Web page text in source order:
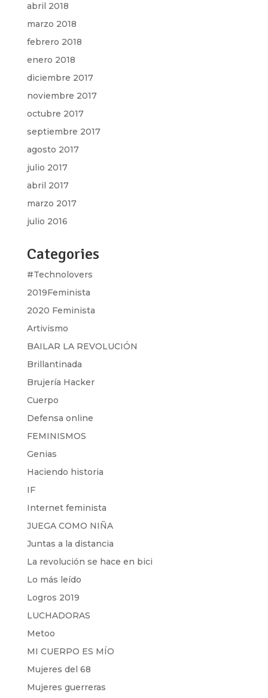
abril 2018
marzo 2018
febrero 2018
enero 2018
diciembre 2017
noviembre 2017
octubre 2017
septiembre 2017
agosto 2017
julio 2017
abril 2017
marzo 2017
julio 2016
Categories
#Technolovers
2019Feminista
2020 Feminista
Artivismo
BAILAR LA REVOLUCIÓN
Brillantinada
Brujería Hacker
Cuerpo
Defensa online
FEMINISMOS
Genias
Haciendo historia
IF
Internet feminista
JUEGA COMO NIÑA
Juntas a la distancia
La revolución se hace en bici
Lo más leído
Logros 2019
LUCHADORAS
Metoo
MI CUERPO ES MÍO
Mujeres del 68
Mujeres guerreras